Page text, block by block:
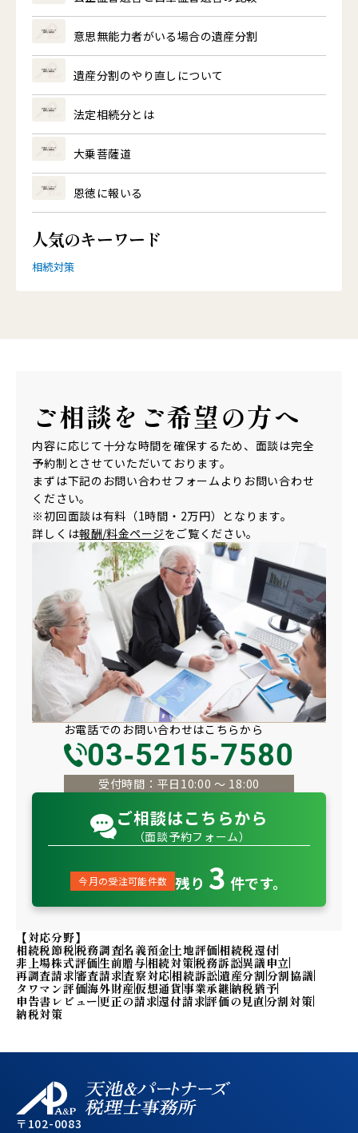
意思無能力者がいる場合の遺産分割
遺産分割のやり直しについて
法定相続分とは
大乗菩薩道
恩徳に報いる
人気のキーワード
相続対策
ご相談を ご希望の方へ
内容に応じて十分な時間を確保するため、面談は完全
予約制とさせていただいております。
まずは下記のお問い合わせフォームよりお問い合わせ
ください。
※初回面談は有料（1時間・2万円）となります。
詳しくは報酬/料金ページをご覧ください。
お電話での お問い合わせはこちらから
03-5215-7580
受付時間：平日10:00 〜 18:00
ご相談はこちらから
（面談予約フォーム）
今月の受注可能件数 残り 3 件です。
【対応分野】
相続税節税税務調査名義預金土地評価相続税還付
非上場株式評価生前贈与相続対策税務訴訟異議申立
再調査請求審査請求査察対応相続訴訟遺産分割分割協議
タワマン評価海外財産仮想通貨事業承継納税猶予
申告書レビュー 更正の請求還付請求評価の見直分割対策
納税対策
〒102-0083